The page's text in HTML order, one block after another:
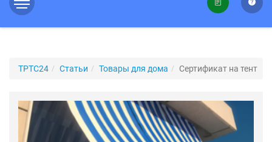
ТРТС24 Статьи Товары для дома Сертификат на тент